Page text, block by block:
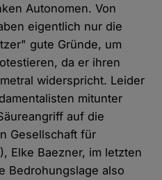
Autonomen. Von
eigentlich nur die
gute Gründe, um
da er ihren
widerspricht. Leider
mitunter
auf die
Gesellschaft für
Elke Baezner, im letzten
Bedrohungslage also